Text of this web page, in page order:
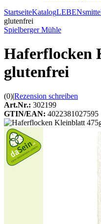
StartseiteKatalog
glutenfrei
Spielberger Mühle
Haferflocken
glutenfrei
(0)|Rezension schreiben
Art.Nr.: 302199
GTIN/EAN: 4022381027595